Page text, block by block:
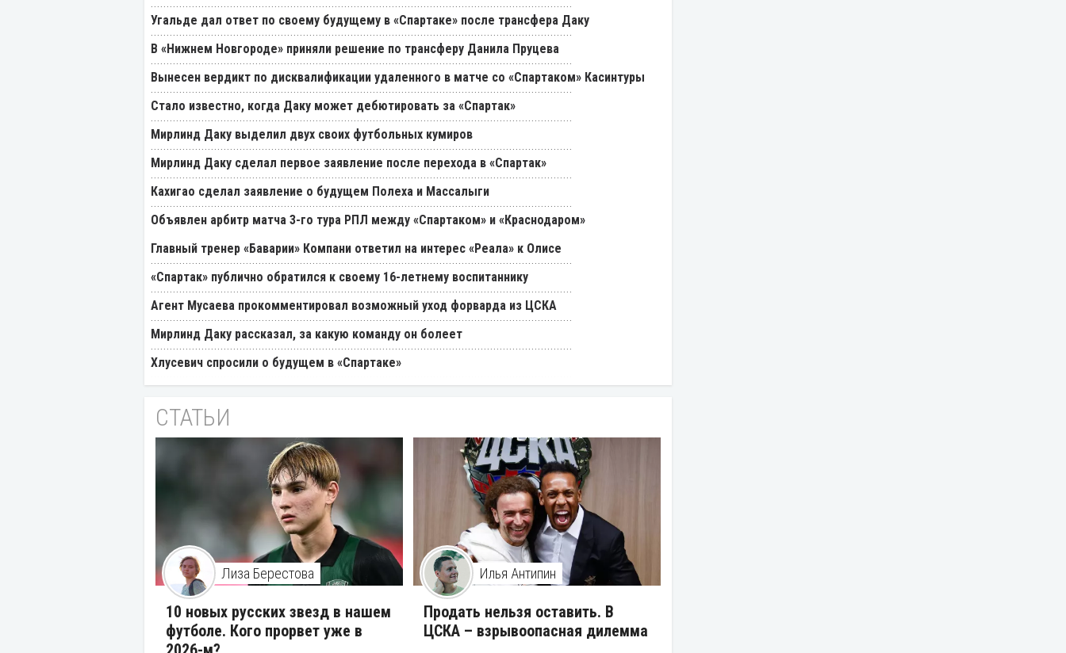
Угальде дал ответ по своему будущему в «Спартаке» после трансфера Даку
В «Нижнем Новгороде» приняли решение по трансферу Данила Пруцева
Вынесен вердикт по дисквалификации удаленного в матче со «Спартаком» Касинтуры
Стало известно, когда Даку может дебютировать за «Спартак»
Мирлинд Даку выделил двух своих футбольных кумиров
Мирлинд Даку сделал первое заявление после перехода в «Спартак»
Кахигао сделал заявление о будущем Полеха и Массалыги
Объявлен арбитр матча 3-го тура РПЛ между «Спартаком» и «Краснодаром»
Главный тренер «Баварии» Компани ответил на интерес «Реала» к Олисе
«Спартак» публично обратился к своему 16-летнему воспитаннику
Агент Мусаева прокомментировал возможный уход форварда из ЦСКА
Мирлинд Даку рассказал, за какую команду он болеет
Хлусевич спросили о будущем в «Спартаке»
СТАТЬИ
Лиза Берестова
10 новых русских звезд в нашем
футболе. Кого прорвет уже в
Илья Антипин
Продать нельзя оставить. В
ЦСКА – взрывоопасная дилемма